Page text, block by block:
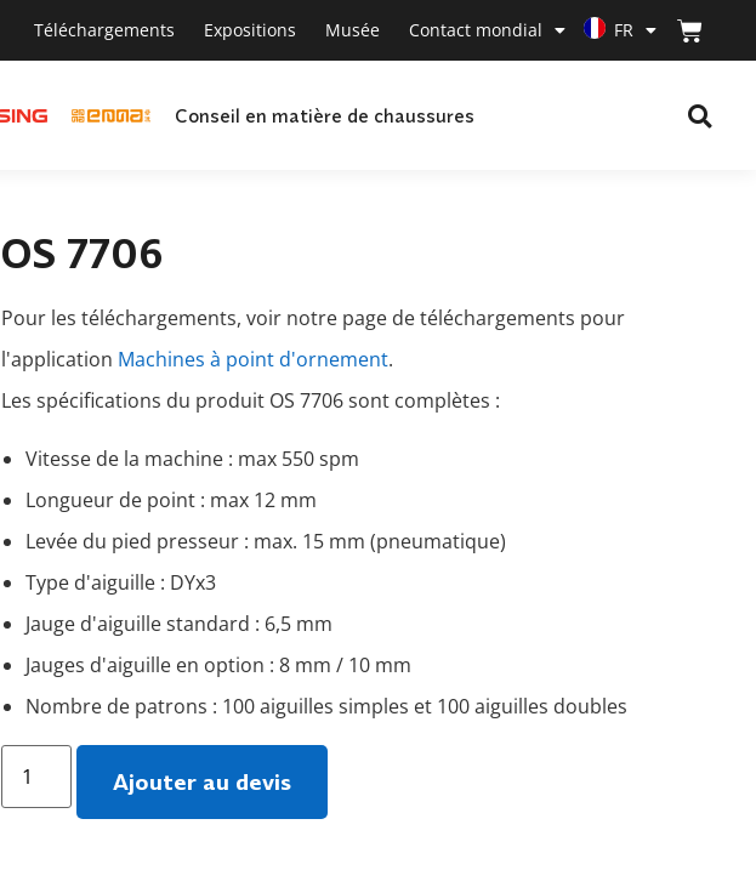
Téléchargements Expositions Musée Contact mondial FR
Conseil en matière de chaussures
OS 7706
Pour les téléchargements, voir notre page de téléchargements pour
l'application Machines à point d'ornement.
Les spécifications du produit OS 7706 sont complètes :
Vitesse de la machine : max 550 spm
Longueur de point : max 12 mm
Levée du pied presseur : max. 15 mm (pneumatique)
Type d'aiguille : DYx3
Jauge d'aiguille standard : 6,5 mm
Jauges d'aiguille en option : 8 mm / 10 mm
Nombre de patrons : 100 aiguilles simples et 100 aiguilles doubles
Ajouter au devis